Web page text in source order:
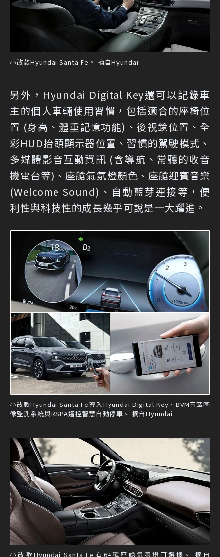
小改款Hyundai Santa Fe。 摘自Hyundai
另外，Hyundai Digital Key還可以記錄車
主的個人車輛使用習慣，包括適合的座椅位
置 (身高、體重記憶功能)、後視鏡位置、全
彩HUD抬頭顯示器位置、習慣的駕駛模式、
多媒體影音互動資訊 (含導航、常聽的收音
機電台等)、座艙氣氛燈顏色、座艙迎賓音樂
(Welcome Sound)、自動藍芽連接等，便
利性與科技性的成長幾乎可說是一大躍進。
小改款Hyundai Santa Fe導入Hyundai Digital Key、BVM盲區圖
像監測系統與RSPA遙控智慧自動停車。 摘自Hyundai
小改款Hyundai Santa Fe有64種座艙氣氛燈可選擇。 摘自